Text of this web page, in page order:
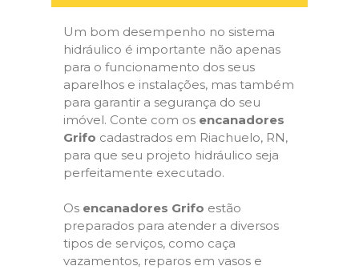
Um bom desempenho no sistema
hidráulico é importante não apenas
para o funcionamento dos seus
aparelhos e instalações, mas também
para garantir a segurança do seu
imóvel. Conte com os encanadores
Grifo cadastrados em Riachuelo, RN,
para que seu projeto hidráulico seja
perfeitamente executado.
Os encanadores Grifo estão
preparados para atender a diversos
tipos de serviços, como caça
vazamentos, reparos em vasos e